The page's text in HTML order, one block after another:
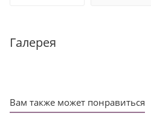
Галерея
Вам также может понравиться